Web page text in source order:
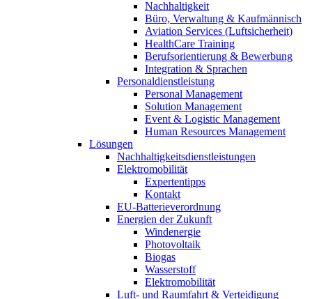
Nachhaltigkeit
Büro, Verwaltung & Kaufmännisch
Aviation Services (Luftsicherheit)
HealthCare Training
Berufsorientierung & Bewerbung
Integration & Sprachen
Personaldienstleistung
Personal Management
Solution Management
Event & Logistic Management
Human Resources Management
Lösungen
Nachhaltigkeitsdienstleistungen
Elektromobilität
Expertentipps
Kontakt
EU-Batterieverordnung
Energien der Zukunft
Windenergie
Photovoltaik
Biogas
Wasserstoff
Elektromobilität
Luft- und Raumfahrt & Verteidigung